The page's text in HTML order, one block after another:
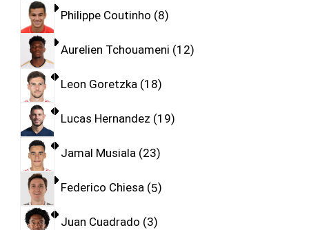
Philippe Coutinho 8
Aurelien Tchouameni 12
Leon Goretzka 18
Lucas Hernandez 19
Jamal Musiala 23
Federico Chiesa 5
Juan Cuadrado 3